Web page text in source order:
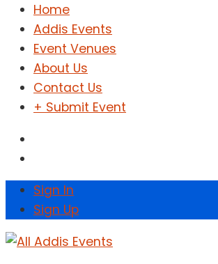
Home
Addis Events
Event Venues
About Us
Contact Us
+ Submit Event
Sign In
Sign Up